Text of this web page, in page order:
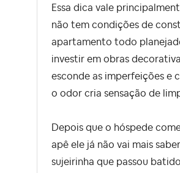
Essa dica vale
não tem condições de
apartamento todo
investir em obras
esconde as imperfeições e
o odor cria sensação de
Depois que o hóspede
apê ele já não vai mais
sujeirinha que passou